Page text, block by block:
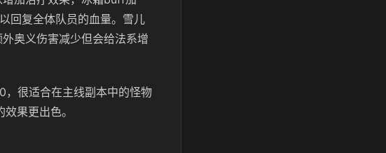
回复全体队员的血量。雪儿
奥义伤害减少但会给法系增
，很适合在主线副本中的怪物
果更出色。